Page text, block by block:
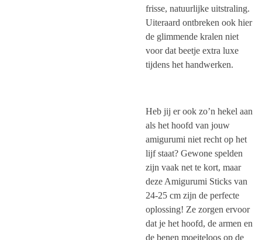
frisse, natuurlijke uitstraling.
Uiteraard ontbreken ook hier
de glimmende kralen niet
voor dat beetje extra luxe
tijdens het handwerken.
Heb jij er ook zo’n hekel aan
als het hoofd van jouw
amigurumi niet recht op het
lijf staat? Gewone spelden
zijn vaak net te kort, maar
deze Amigurumi Sticks van
24-25 cm zijn de perfecte
oplossing! Ze zorgen ervoor
dat je het hoofd, de armen en
de benen moeiteloos op de